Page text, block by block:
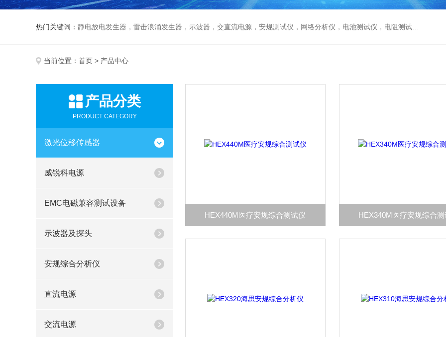
热门关键词： 静电放电发生器，雷击浪涌发生器，示波器，交直流电源，安规测试仪，网络分析仪，电池测试仪，电阻测试仪，数据采集仪
当前位置： 首页 > 产品中心
产品分类
PRODUCT CATEGORY
激光位移传感器
威锐科电源
EMC电磁兼容测试设备
示波器及探头
安规综合分析仪
直流电源
交流电源
HEX440M医疗安规综合测试仪 HEX340M医疗安规综合测